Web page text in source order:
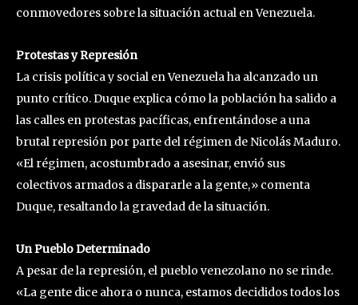
conmovedores sobre la situación actual en Venezuela.
Protestas y Represión
La crisis política y social en Venezuela ha alcanzado un
punto crítico. Duque explica cómo la población ha salido a
las calles en protestas pacíficas, enfrentándose a una
brutal represión por parte del régimen de Nicolás Maduro.
«El régimen, acostumbrado a asesinar, envió sus
colectivos armados a dispararle a la gente,» comenta
Duque, resaltando la gravedad de la situación.
Un Pueblo Determinado
A pesar de la represión, el pueblo venezolano no se rinde.
«La gente dice ahora o nunca, estamos decididos todos los